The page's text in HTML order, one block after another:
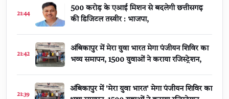
21:44
500 करोड़ के एआई मिशन से बदलेगी छत्तीसगढ़
की डिजिटल तस्वीर : भाजपा,
21:42
अंबिकापुर में मेरा युवा भारत मेगा पंजीयन शिविर का
भव्य समापन, 1500 युवाओं ने कराया रजिस्ट्रेशन,
21:39
अंबिकापुर में 'मेरा युवा भारत' मेगा पंजीयन शिविर का